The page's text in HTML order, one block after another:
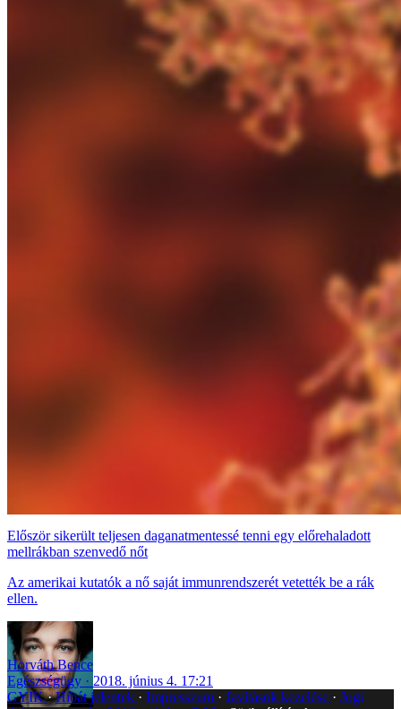
Először sikerült teljesen daganatmentessé tenni egy előrehaladott
mellrákban szenvedő nőt
Az amerikai kutatók a nő saját immunrendszerét vetették be a rák
ellen.
Horváth Bence
Egészségügy
2018. június 4. 17:21
GYIK Hibát jelentek Impresszum Javítások kezelése
Jogi